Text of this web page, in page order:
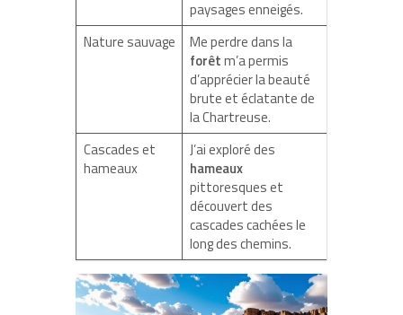
paysages enneigés.
Nature sauvage
Me perdre dans la
forêtm’a permis
d’apprécier la beauté
brute et éclatante de
la Chartreuse.
Cascades et
hameaux
J’ai exploré des
hameaux
pittoresques et
découvert des
cascades cachées le
long des chemins.